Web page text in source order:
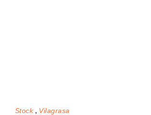
Stock Vilagrasa